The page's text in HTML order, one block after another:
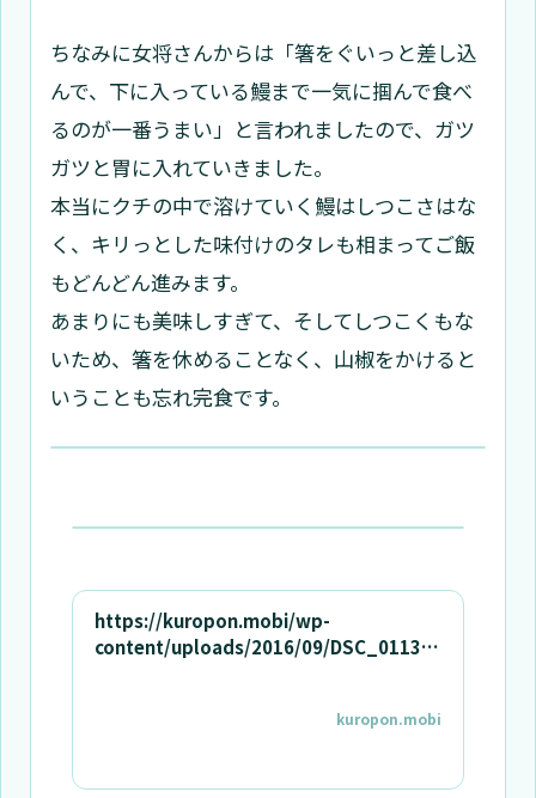
ちなみに女将さんからは「箸をぐいっと差し込
んで、下に入っている鰻まで一気に掴んで食べ
るのが一番うまい」と言われましたので、ガツ
ガツと胃に入れていきました。
本当にクチの中で溶けていく鰻はしつこさはな
く、キリっとした味付けのタレも相まってご飯
もどんどん進みます。
あまりにも美味しすぎて、そしてしつこくもな
いため、箸を休めることなく、山椒をかけると
いうことも忘れ完食です。
https://kuropon.mobi/wp-
content/uploads/2016/09/DSC_0113.j
kuropon.mobi